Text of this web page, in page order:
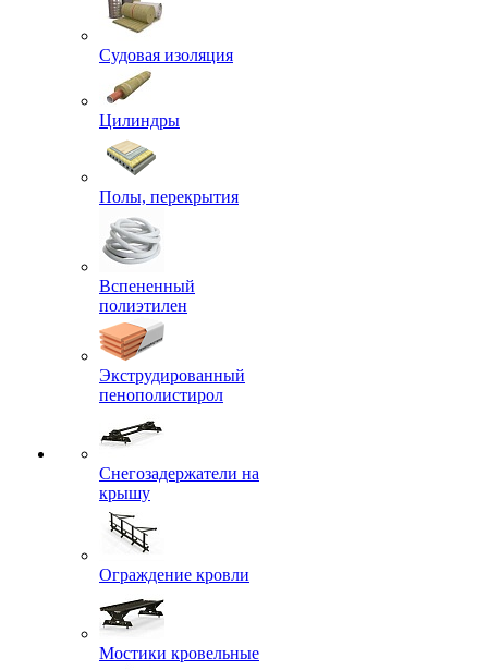
Судовая изоляция
Цилиндры
Полы, перекрытия
Вспененный
полиэтилен
Экструдированный
пенополистирол
Снегозадержатели на
крышу
Ограждение кровли
Мостики кровельные